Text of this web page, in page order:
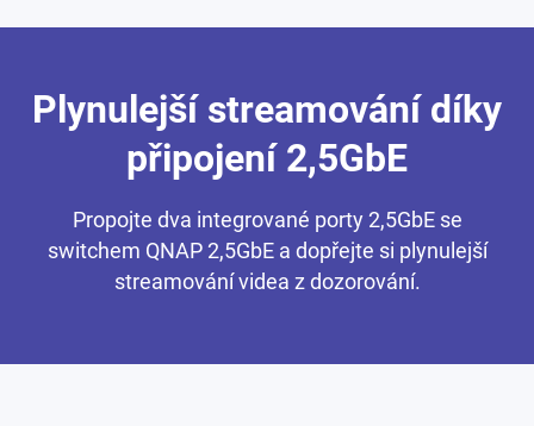
Plynulejší streamování díky
připojení 2,5GbE
Propojte dva integrované porty 2,5GbE se
switchem QNAP 2,5GbE a dopřejte si plynulejší
streamování videa z dozorování.